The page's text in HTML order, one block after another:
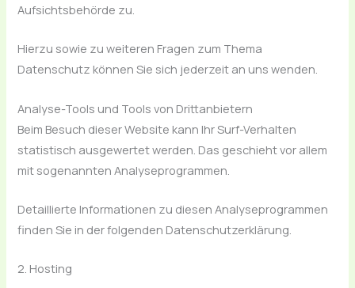
Aufsichtsbehörde zu.
Hierzu sowie zu weiteren Fragen zum Thema
Datenschutz können Sie sich jederzeit an uns wenden.
Analyse-Tools und Tools von Dritt­anbietern
Beim Besuch dieser Website kann Ihr Surf-Verhalten
statistisch ausgewertet werden. Das geschieht vor allem
mit sogenannten Analyseprogrammen.
Detaillierte Informationen zu diesen Analyseprogrammen
finden Sie in der folgenden Datenschutzerklärung.
2. Hosting